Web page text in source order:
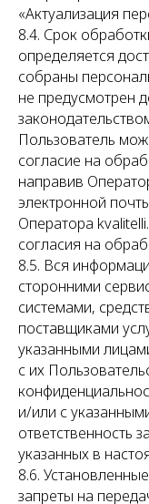
«Актуализация
8.4. Срок
определяется
собраны
не предусмотрен
Пользователь
согласие на
направив
электронной
Оператора
согласия на
8.5. Вся
сторонними
системами,
поставщиками
указанными
с их
и/или с
ответственность
указанных в
8.6.
запреты на